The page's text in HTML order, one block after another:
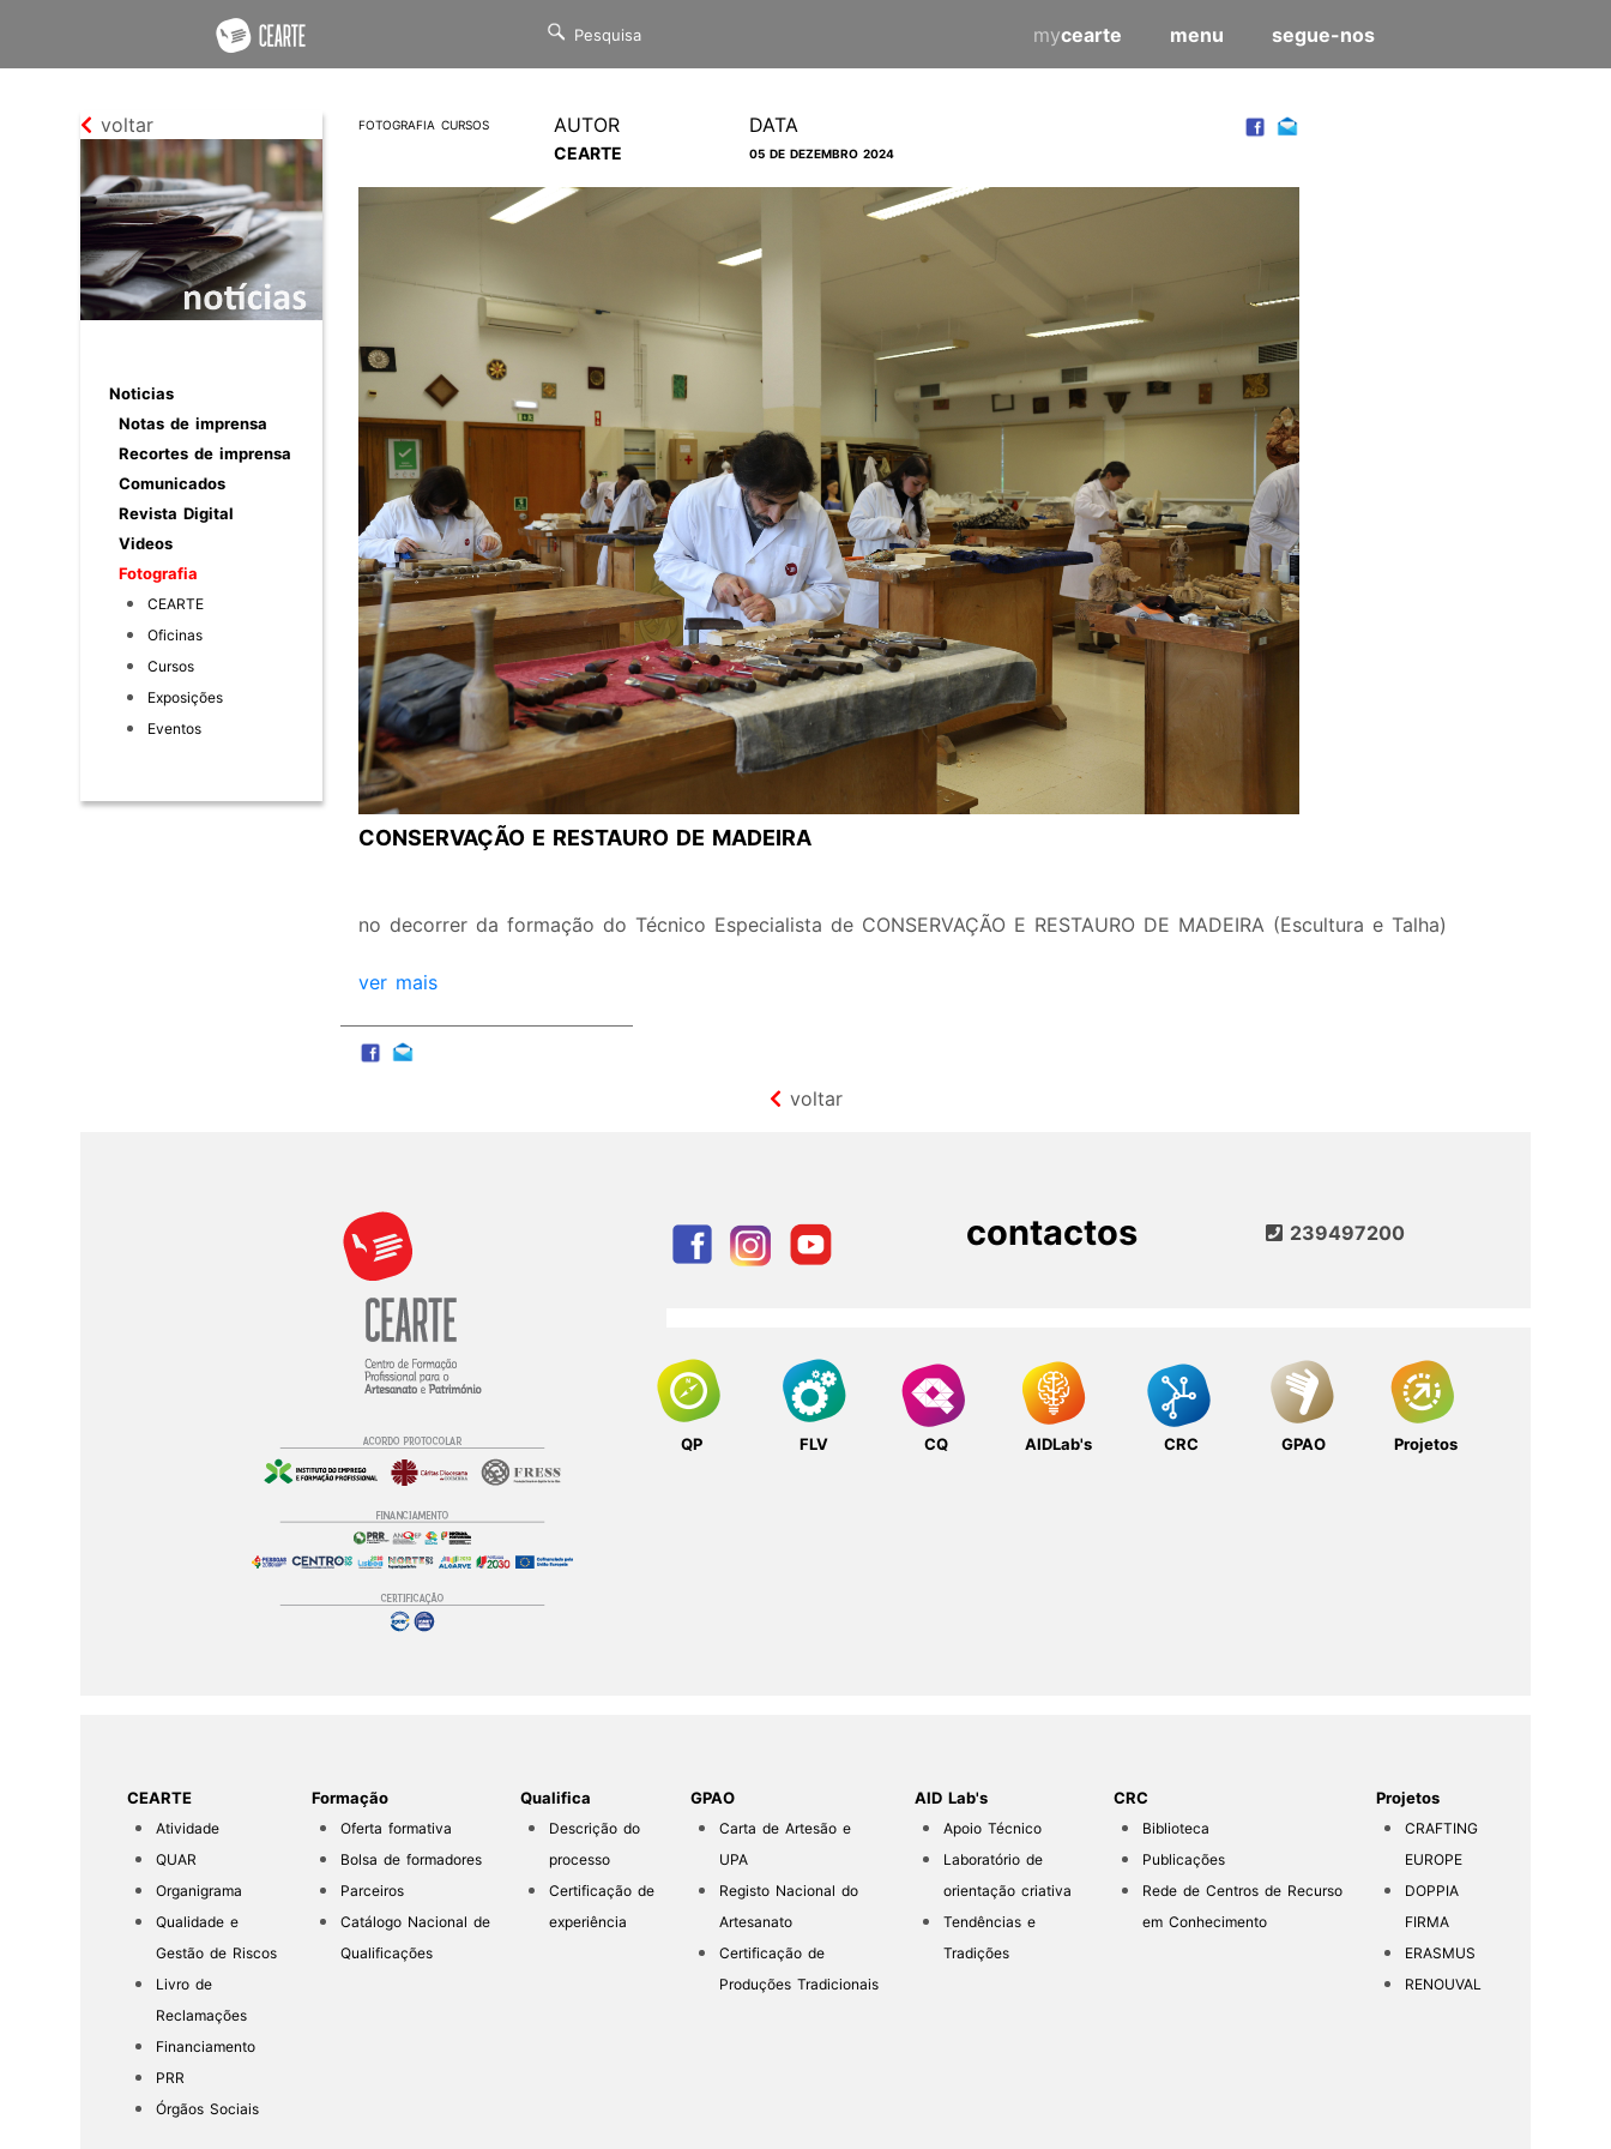
mycearte menu segue-nos
voltar
Noticias
Notas de imprensa
Recortes de imprensa
Comunicados
Revista Digital
Videos
Fotografia
CEARTE
Oficinas
Cursos
Exposições
Eventos
FOTOGRAFIA CURSOS AUTOR
CEARTE
DATA
05 DE DEZEMBRO 2024
CONSERVAÇÃO E RESTAURO DE MADEIRA
no decorrer da formação do Técnico Especialista de CONSERVAÇÃO E RESTAURO DE MADEIRA (Escultura e Talha)
ver mais
voltar
contactos 239497200
QP FLV CQ AIDLab's CRC GPAO Projetos
CEARTE
Atividade
QUAR
Organigrama
Qualidade e
Gestão de Riscos
Livro de
Reclamações
Financiamento
PRR
Órgãos Sociais
Formação
Oferta formativa
Bolsa de formadores
Parceiros
Catálogo Nacional de
Qualificações
Qualifica
Descrição do
processo
Certificação de
experiência
GPAO
Carta de Artesão e
UPA
Registo Nacional do
Artesanato
Certificação de
Produções Tradicionais
AID Lab's
Apoio Técnico
Laboratório de
orientação criativa
Tendências e
Tradições
CRC
Biblioteca
Publicações
Rede de Centros de Recurso
em Conhecimento
Projetos
CRAFTING
EUROPE
DOPPIA
FIRMA
ERASMUS
RENOUVAL